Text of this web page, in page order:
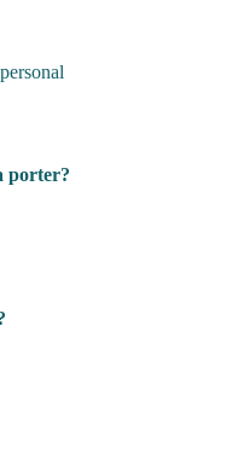
porter?